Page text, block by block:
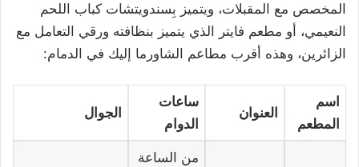
المخصص مع المقبلات، ويتميز بِسندويتشات كباب اللحم
النعيمي، أو مطعم فايتر الذي يتميز بنظافته ورقي التعامل مع
الزائرين، وهذه أقرب مطاعم الشاورما إليك في الدمام:
اسم
المطعم
العنوان
ساعات
الدوام
الجوال
من الساعة